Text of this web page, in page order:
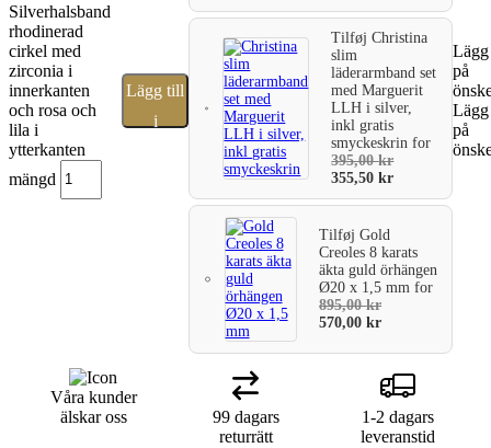
Silverhalsband
rhodinerad
cirkel med
zirconia i
innerkanten
och rosa och
lila i
ytterkanten
mängd
Lägg till
i
TilføjChristina
slim
läderarmband set
med Marguerit
LLH i silver,
inkl gratis
smyckeskrinfor
395,00kr
355,50kr
TilføjGold
Creoles 8 karats
äkta guld örhängen
Ø20 x 1,5 mmfor
895,00kr
570,00kr
på
på
Våra kunder
älskar oss
99 dagars
returrätt
1-2 dagars
leveranstid